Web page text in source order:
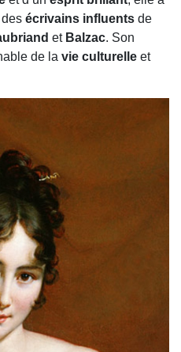
écrivains influents de
et Balzac. Son
de la vie culturelle et